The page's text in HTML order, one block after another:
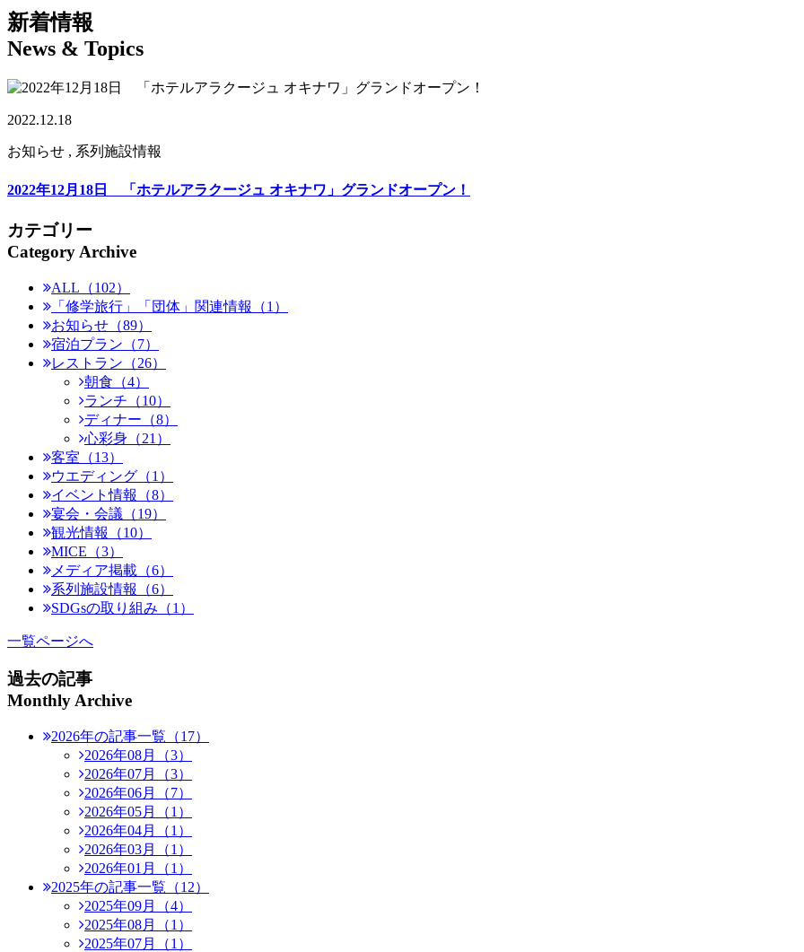
新着情報
News & Topics
2022.12.18
お知らせ , 系列施設情報
2022年12月18日 「ホテルアラクージュ オキナワ」グランドオープン！
カテゴリー
Category Archive
ALL（102）
「修学旅行」「団体」関連情報（1）
お知らせ（89）
宿泊プラン（7）
レストラン（26）
朝食（4）
ランチ（10）
ディナー（8）
心彩身（21）
客室（13）
ウエディング（1）
イベント情報（8）
宴会・会議（19）
観光情報（10）
MICE（3）
メディア掲載（6）
系列施設情報（6）
SDGsの取り組み（1）
一覧ページへ
過去の記事
Monthly Archive
2026年の記事一覧（17）
2026年08月（3）
2026年07月（3）
2026年06月（7）
2026年05月（1）
2026年04月（1）
2026年03月（1）
2026年01月（1）
2025年の記事一覧（12）
2025年09月（4）
2025年08月（1）
2025年07月（1）